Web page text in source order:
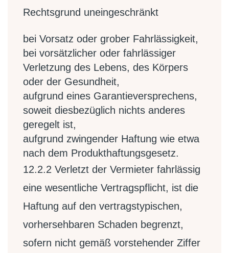
Rechtsgrund uneingeschränkt
bei Vorsatz oder grober Fahrlässigkeit,
bei vorsätzlicher oder fahrlässiger
Verletzung des Lebens, des Körpers
oder der Gesundheit,
aufgrund eines Garantieversprechens,
soweit diesbezüglich nichts anderes
geregelt ist,
aufgrund zwingender Haftung wie etwa
nach dem Produkthaftungsgesetz.
12.2.2 Verletzt der Vermieter fahrlässig
eine wesentliche Vertragspflicht, ist die
Haftung auf den vertragstypischen,
vorhersehbaren Schaden begrenzt,
sofern nicht gemäß vorstehender Ziffer